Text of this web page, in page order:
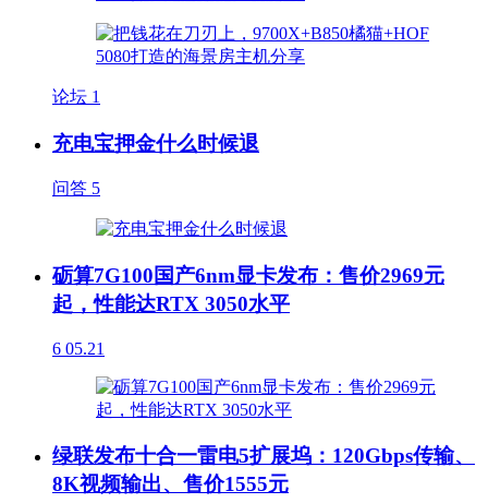
论坛 1
充电宝押金什么时候退
问答 5
砺算7G100国产6nm显卡发布：售价2969元
起，性能达RTX 3050水平
6 05.21
绿联发布十合一雷电5扩展坞：120Gbps传输、
8K视频输出、售价1555元